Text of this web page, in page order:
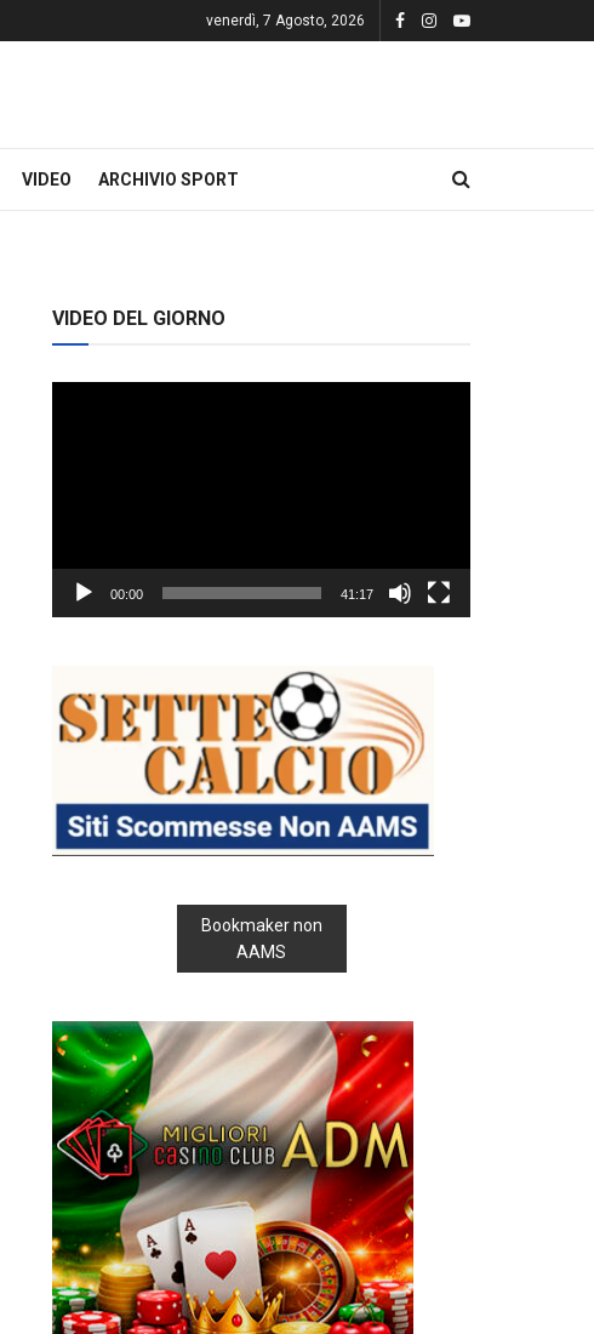
venerdì, 7 Agosto, 2026
VIDEO ARCHIVIO SPORT
VIDEO DEL GIORNO
00:00 41:17
Bookmaker non
AAMS